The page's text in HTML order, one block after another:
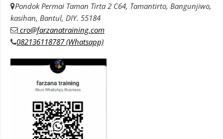
Pondok Permai Taman Tirta 2 C64, Tamantirto, Bangunjiwo,
kasihan, Bantul, DIY. 55184
cro@farzanatraining.com
082136118787 (Whatsapp)